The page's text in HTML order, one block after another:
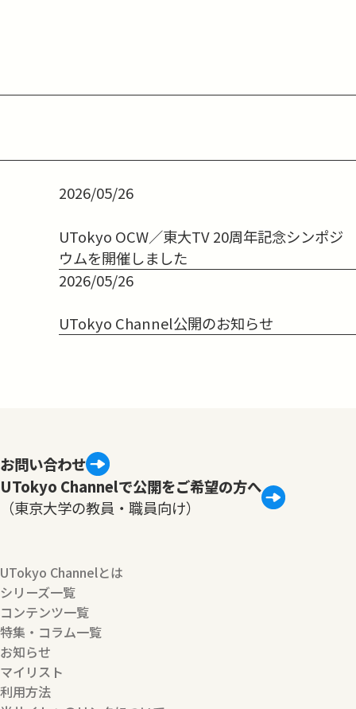
2026/05/26
UTokyo OCW／東大TV 20周年記念シンポジ
ウムを開催しました
2026/05/26
UTokyo Channel公開のお知らせ
お問い合わせ
UTokyo Channelで公開をご希望の方へ
（東京大学の教員・職員向け）
UTokyo Channelとは
シリーズ一覧
コンテンツ一覧
特集・コラム一覧
お知らせ
マイリスト
利用方法